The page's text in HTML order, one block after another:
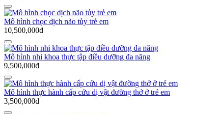
Mô hình chọc dịch não tủy trẻ em
10,500,000đ
Mô hình nhi khoa thực tập điều dưỡng đa năng
9,500,000đ
Mô hình thực hành cấp cứu dị vật đường thở ở trẻ em
3,500,000đ